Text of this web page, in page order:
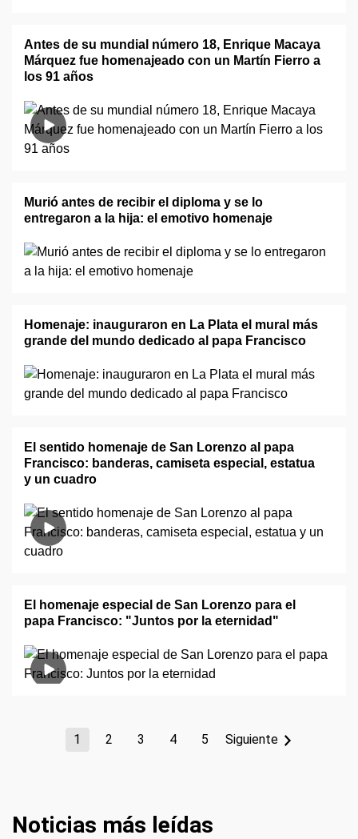
Antes de su mundial número 18, Enrique Macaya
Márquez fue homenajeado con un Martín Fierro a
los 91 años
Murió antes de recibir el diploma y se lo
entregaron a la hija: el emotivo homenaje
Homenaje: inauguraron en La Plata el mural más
grande del mundo dedicado al papa Francisco
El sentido homenaje de San Lorenzo al papa
Francisco: banderas, camiseta especial, estatua
y un cuadro
El homenaje especial de San Lorenzo para el
papa Francisco: "Juntos por la eternidad"
1 2 3 4 5 Siguiente
Noticias más leídas